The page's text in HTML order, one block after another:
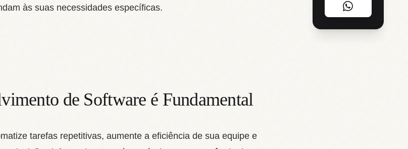
às suas necessidades específicas.
de Software é Fundamental
tarefas repetitivas, aumente a eficiência de sua equipe e